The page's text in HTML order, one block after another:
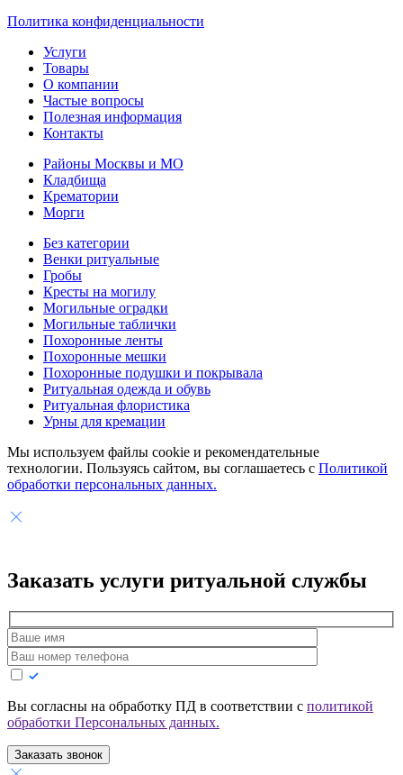
Политика конфиденциальности
Услуги
Товары
О компании
Частые вопросы
Полезная информация
Контакты
Районы Москвы и МО
Кладбища
Крематории
Морги
Без категории
Венки ритуальные
Гробы
Кресты на могилу
Могильные оградки
Могильные таблички
Похоронные ленты
Похоронные мешки
Похоронные подушки и покрывала
Ритуальная одежда и обувь
Ритуальная флористика
Урны для кремации
Мы используем файлы cookie и рекомендательные
технологии. Пользуясь сайтом, вы соглашаетесь с Политикой
обработки персональных данных.
Заказать услуги ритуальной службы
Вы согласны на обработку ПД в соответствии с политикой
обработки Персональных данных.
Заказать звонок